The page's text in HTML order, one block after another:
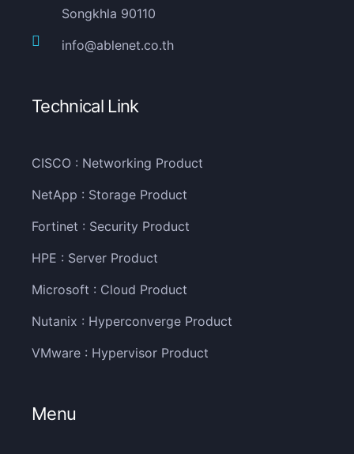
Songkhla 90110
info@ablenet.co.th
Technical Link
CISCO : Networking Product
NetApp : Storage Product
Fortinet : Security Product
HPE : Server Product
Microsoft : Cloud Product
Nutanix : Hyperconverge Product
VMware : Hypervisor Product
Menu